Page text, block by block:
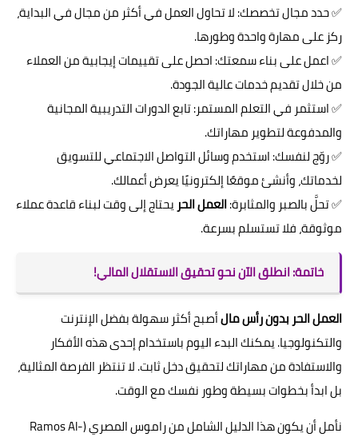
✅ حدد مجال تخصصك: لا تحاول العمل في أكثر من مجال في البداية،
ركز على مهارة واحدة وطورها.
✅ اعمل على بناء سمعتك: احصل على تقييمات إيجابية من العملاء
من خلال تقديم خدمات عالية الجودة.
✅ استثمر في التعلم المستمر: تابع الدورات التدريبية المجانية
والمدفوعة لتطوير مهاراتك.
✅ روّج لنفسك: استخدم وسائل التواصل الاجتماعي للتسويق
لخدماتك، وأنشئ موقعًا إلكترونيًا يعرض أعمالك.
✅ تحلَّ بالصبر والمثابرة:العمل الحريحتاج إلى وقت لبناء قاعدة عملاء
موثوقة، فلا تستسلم بسرعة.
خاتمة: انطلق الآن نحو تحقيق الاستقلال المالي!
العمل الحر بدون رأس مالأصبح أكثر سهولة بفضل الإنترنت
والتكنولوجيا. يمكنك البدء اليوم باستخدام إحدى هذه الأفكار
والاستفادة من مهاراتك لتحقيق دخل ثابت. لا تنتظر الفرصة المثالية،
بل ابدأ بخطوات بسيطة وطور نفسك مع الوقت.
نأمل أن يكون هذا الدليل الشامل من راموس المصري (Ramos Al-